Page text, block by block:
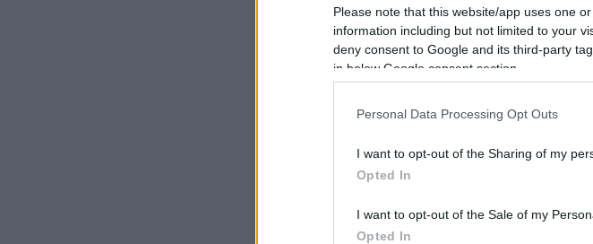
Please note that this website/app uses one
information including but not limited to your
deny consent to Google and its third-party
in below Google consent section.
Personal Data Processing Opt Outs
I want to opt-out of the Sharing of my
Opted In
I want to opt-out of the Sale of my
Opted In